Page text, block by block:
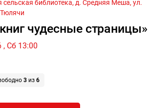
чудесные страницы»
, Сб 13:00
3из 6